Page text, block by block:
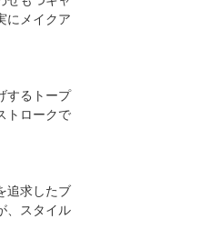
にメイクア
するトープ
トロークで
追求したブ
、スタイル